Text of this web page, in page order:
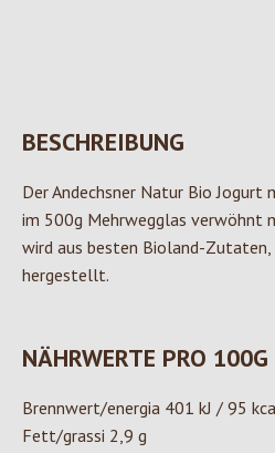
BESCHREIBUNG
Der Andechsner Natur Bio
im 500g Mehrwegglas verwöhnt
wird aus besten Bioland-
hergestellt.
NÄHRWERTE PRO 100G
Brennwert/energia 401 kJ / 95
Fett/grassi 2,9 g